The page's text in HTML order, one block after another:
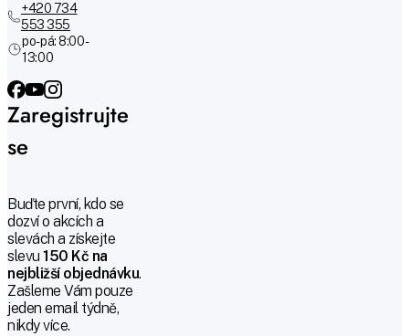
+420 734
553 355
po-pá: 8:00 -
13:00
Zaregistrujte
se
Buďte první, kdo se
dozví o akcích a
slevách a získejte
slevu150 Kč na
nejbližší objednávku.
Zašleme Vám pouze
jeden email týdně,
nikdy více.